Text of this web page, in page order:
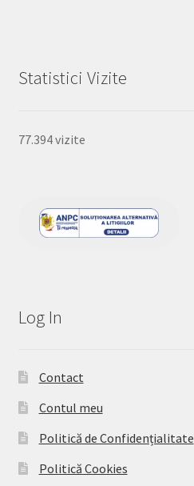
Statistici Vizite
77.394 vizite
Log In
Contact
Contul meu
Politică de Confidențialitate
Politică Cookies